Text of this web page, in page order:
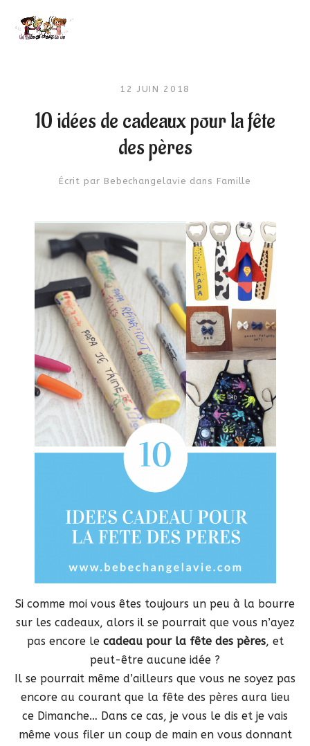
12 JUIN 2018
10 idées de cadeaux pour la fête
des pères
Écrit par Bebechangelavie dans Famille
Si comme moi vous êtes toujours un peu à la bourre
sur les cadeaux, alors il se pourrait que vous n’ayez
pas encore le cadeau pour la fête des pères, et
peut-être aucune idée ?
Il se pourrait même d’ailleurs que vous ne soyez pas
encore au courant que la fête des pères aura lieu
ce Dimanche… Dans ce cas, je vous le dis et je vais
même vous filer un coup de main en vous donnant